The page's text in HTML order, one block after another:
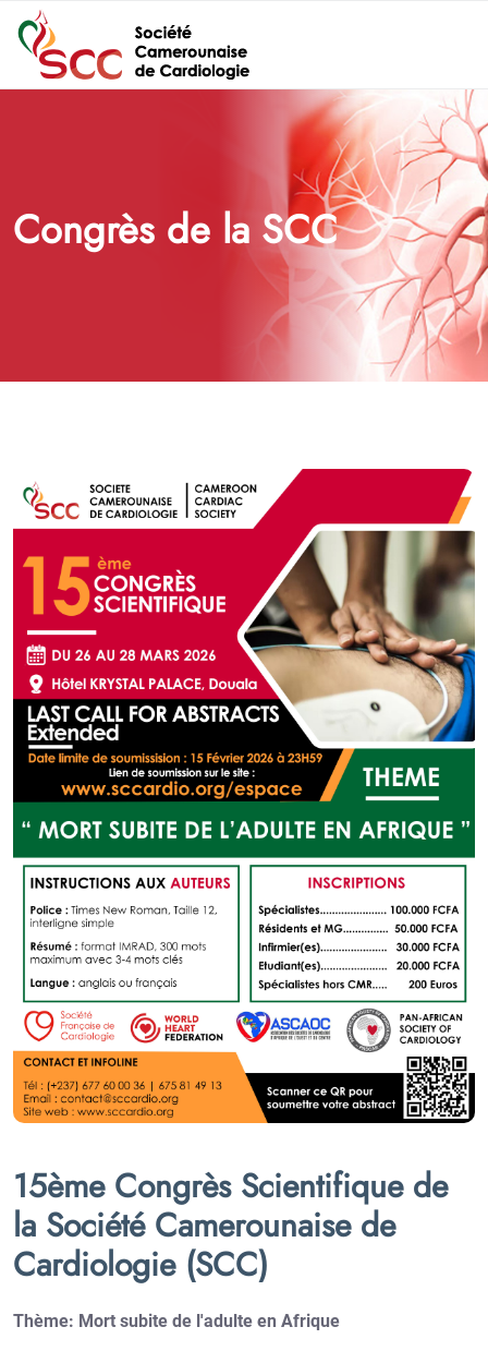
Congrès de la SCC
15ème Congrès Scientifique de
la Société Camerounaise de
Cardiologie (SCC)
Thème: Mort subite de l'adulte en Afrique